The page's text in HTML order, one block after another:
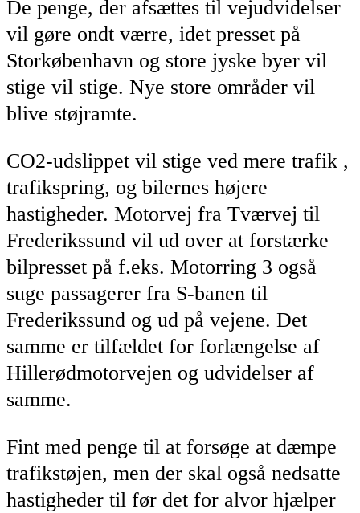
De penge, der afsættes til vejudvidelser
vil gøre ondt værre, idet presset på
Storkøbenhavn og store jyske byer vil
stige vil stige. Nye store områder vil
blive støjramte.
CO2-udslippet vil stige ved mere trafik ,
trafikspring, og bilernes højere
hastigheder. Motorvej fra Tværvej til
Frederikssund vil ud over at forstærke
bilpresset på f.eks. Motorring 3 også
suge passagerer fra S-banen til
Frederikssund og ud på vejene. Det
samme er tilfældet for forlængelse af
Hillerødmotorvejen og udvidelser af
samme.
Fint med penge til at forsøge at dæmpe
trafikstøjen, men der skal også nedsatte
hastigheder til før det for alvor hjælper